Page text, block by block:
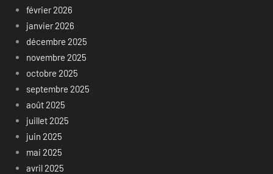
février 2026
janvier 2026
décembre 2025
novembre 2025
octobre 2025
septembre 2025
août 2025
juillet 2025
juin 2025
mai 2025
avril 2025